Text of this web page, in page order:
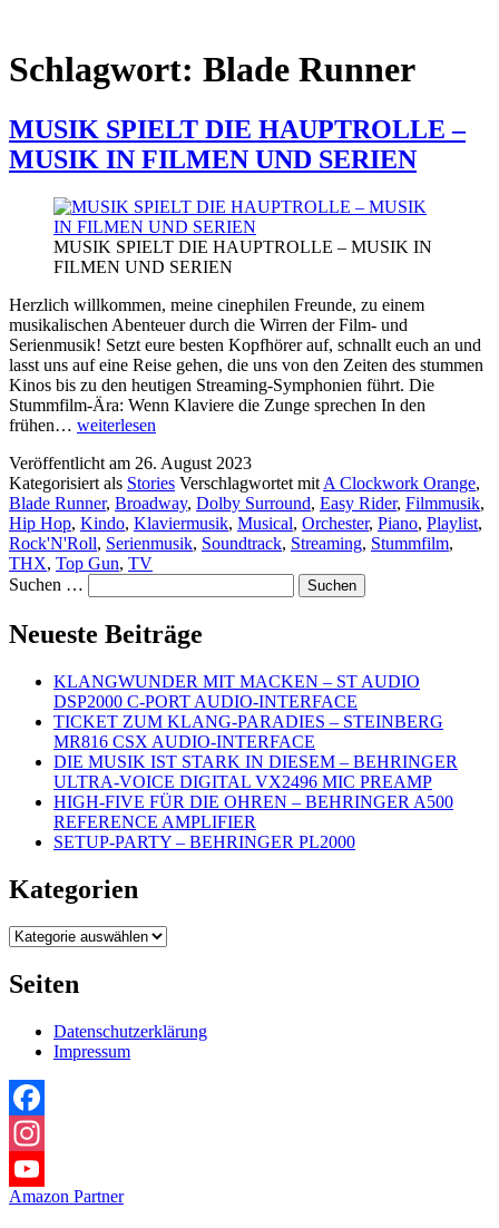
Schlagwort: Blade Runner
MUSIK SPIELT DIE HAUPTROLLE –
MUSIK IN FILMEN UND SERIEN
MUSIK SPIELT DIE HAUPTROLLE – MUSIK IN
FILMEN UND SERIEN
Herzlich willkommen, meine cinephilen Freunde, zu einem
musikalischen Abenteuer durch die Wirren der Film- und
Serienmusik! Setzt eure besten Kopfhörer auf, schnallt euch an und
lasst uns auf eine Reise gehen, die uns von den Zeiten des stummen
Kinos bis zu den heutigen Streaming-Symphonien führt. Die
Stummfilm-Ära: Wenn Klaviere die Zunge sprechen In den
frühen… MUSIK
DIE
HAUPTROLLE
–
MUSIK
IN
FILMEN
UND
weiterlesen
Veröffentlicht am 26. August 2023
Kategorisiert als Stories Verschlagwortet mit A Clockwork Orange,
Blade Runner, Broadway, Dolby Surround, Easy Rider, Filmmusik,
Hip Hop, Kindo, Klaviermusik, Musical, Orchester, Piano, Playlist,
Rock'N'Roll, Serienmusik, Soundtrack, Streaming, Stummfilm,
THX, Top Gun, TV
Suchen …
Neueste Beiträge
KLANGWUNDER MIT MACKEN – ST AUDIO
DSP2000 C-PORT AUDIO-INTERFACE
TICKET ZUM KLANG-PARADIES – STEINBERG
MR816 CSX AUDIO-INTERFACE
DIE MUSIK IST STARK IN DIESEM – BEHRINGER
ULTRA-VOICE DIGITAL VX2496 MIC PREAMP
HIGH-FIVE FÜR DIE OHREN – BEHRINGER A500
REFERENCE AMPLIFIER
SETUP-PARTY – BEHRINGER PL2000
Kategorien
Kategorien
Seiten
Datenschutzerklärung
Impressum
Facebook
Instagram
YouTube
Amazon Partner